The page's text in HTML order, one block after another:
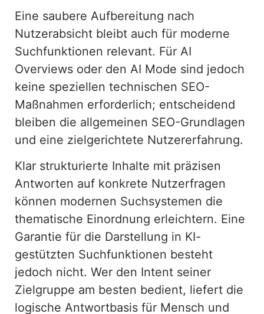
Eine saubere Aufbereitung nach
Nutzerabsicht bleibt auch für moderne
Suchfunktionen relevant. Für AI
Overviews oder den AI Mode sind jedoch
keine speziellen technischen SEO-
Maßnahmen erforderlich; entscheidend
bleiben die allgemeinen SEO-Grundlagen
und eine zielgerichtete Nutzererfahrung.
Klar strukturierte Inhalte mit präzisen
Antworten auf konkrete Nutzerfragen
können modernen Suchsystemen die
thematische Einordnung erleichtern. Eine
Garantie für die Darstellung in KI-
gestützten Suchfunktionen besteht
jedoch nicht. Wer den Intent seiner
Zielgruppe am besten bedient, liefert die
logische Antwortbasis für Mensch und